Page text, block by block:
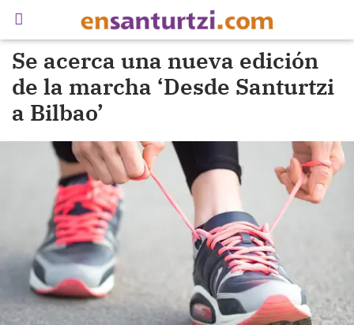
Se acerca una nueva edición
de la marcha ‘Desde Santurtzi
a Bilbao’